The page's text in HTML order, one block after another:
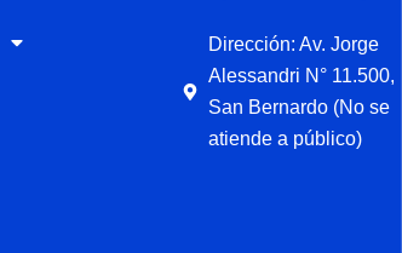
Dirección: Av. Jorge
Alessandri N° 11.500,
San Bernardo (No se
atiende a público)